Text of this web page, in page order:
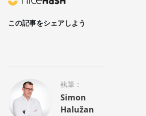
この記事をシェアしよう
執筆：
Simon
Halužan